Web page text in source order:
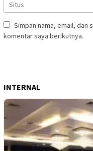
Simpan nama, email, dan
komentar saya berikutnya.
INTERNAL